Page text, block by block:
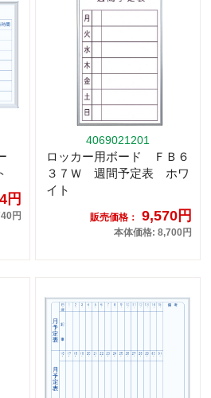
円
円
4069021201
ロッカー用ボード ＦＢ６
３７Ｗ 週間予定表 ホワ
イト
販売価格： 9,570円
本体価格: 8,700円